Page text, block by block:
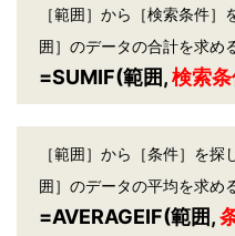
［範囲］から［検索条件
囲］のデータの合計を求め
=SUMIF(範囲,検索
［範囲］から［条件］を
囲］のデータの平均を求め
=AVERAGEIF(範囲,